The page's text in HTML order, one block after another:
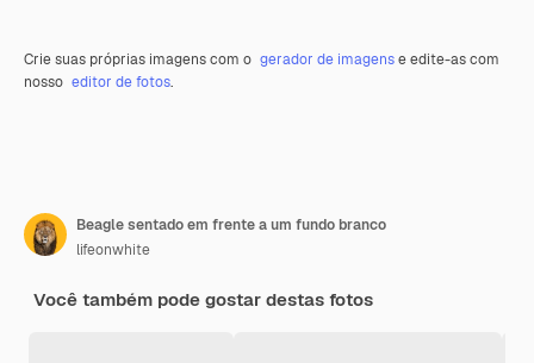
Crie suas próprias imagens com o gerador de imagense edite-as com
nosso editor de fotos.
Beagle sentado em frente a um fundo branco
lifeonwhite
Você também pode gostar destas fotos